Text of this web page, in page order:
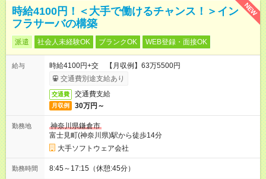
NEW
時給4100円！＜大手で働けるチャンス！＞イン
フラサーバの構築
派遣 社会人未経験OK ブランクOK WEB登録・面接OK
給与
時給4100円+交 【月収例】63万5500円
交通費別途支給あり
交通費 交通費支給
月収例 30万円～
勤務地
神奈川県鎌倉市
富士見町(神奈川県)駅から徒歩14分
大手ソフトウェア会社
勤務時間 8:45～17:15（休憩:45分）